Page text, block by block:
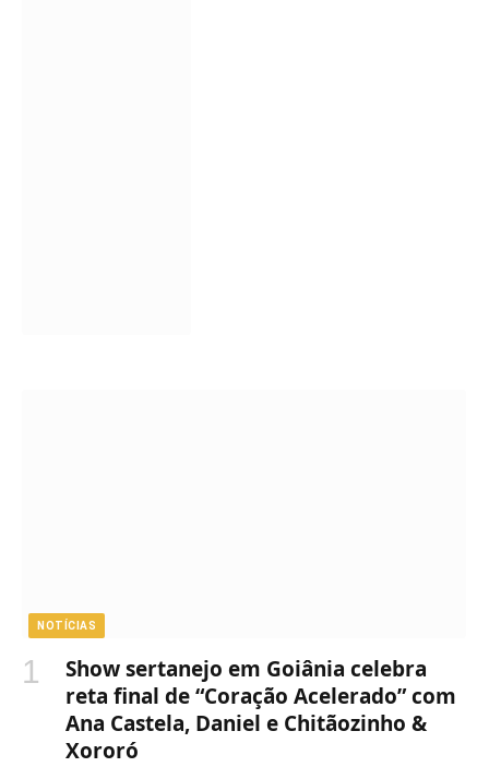
NOTÍCIAS
Show sertanejo em Goiânia celebra
reta final de “Coração Acelerado” com
Ana Castela, Daniel e Chitãozinho &
Xororó